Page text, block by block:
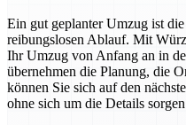
Ein gut geplanter Umzug ist
reibungslosen Ablauf. Mit
Ihr Umzug von Anfang an in
übernehmen die Planung, die
können Sie sich auf den
ohne sich um die Details